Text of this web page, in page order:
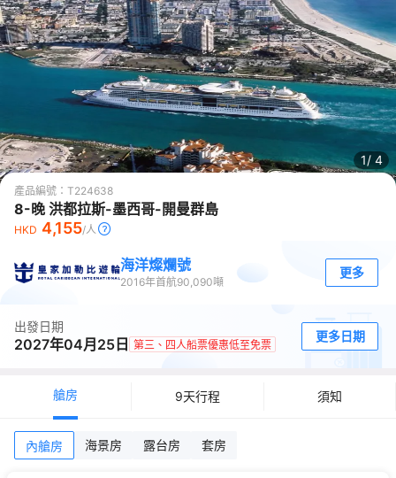
1/ 4
產品編號： T224638
8-晚 洪都拉斯-墨西哥-開曼群島
HKD 4,155/人
海洋燦爛號
2016年首航90,090噸
更多
出發日期
2027年04月25日 第三、四人船票優惠低至免票
更多日期
艙房 9天行程 須知
內艙房 海景房 露台房 套房